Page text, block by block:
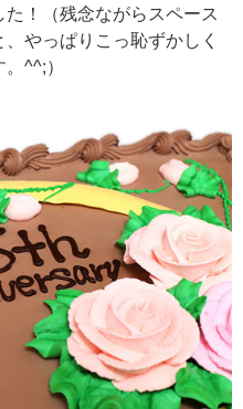
！（残念ながらスペース
やっぱりこっ恥ずかしく
^^;）